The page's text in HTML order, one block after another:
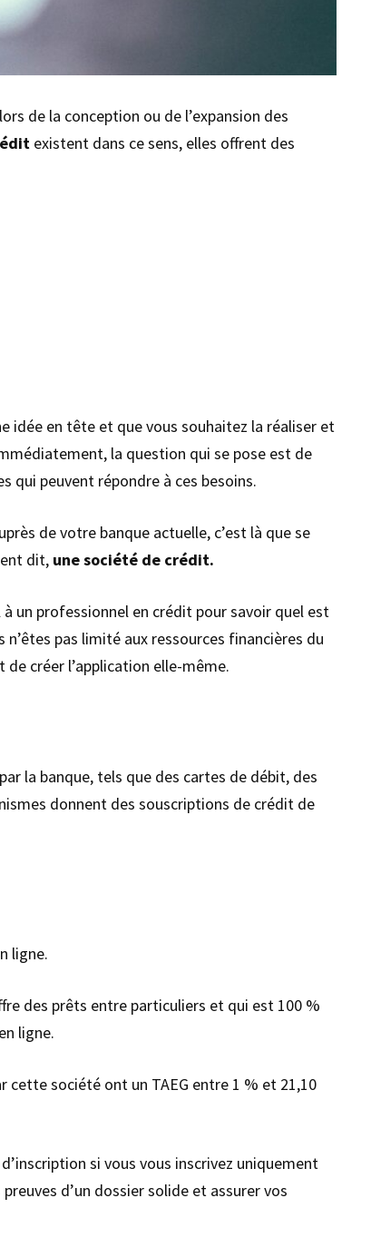
de la conception ou de l’expansion des
existent dans ce sens, elles offrent des
idée en tête et que vous souhaitez la réaliser et
la question qui se pose est de
qui peuvent répondre à ces besoins.
de votre banque actuelle, c’est là que se
dit, une société de crédit.
un professionnel en crédit pour savoir quel est
pas limité aux ressources financières du
de créer l’application elle-même.
la banque, tels que des cartes de débit, des
donnent des souscriptions de crédit de
ligne.
des prêts entre particuliers et qui est 100 %
ligne.
cette société ont un TAEG entre 1 % et 21,10
si vous vous inscrivez uniquement
d’un dossier solide et assurer vos